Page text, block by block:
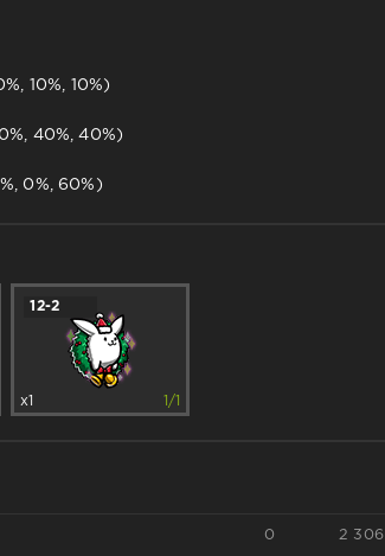
10%, 10%)
40%, 40%)
0%, 60%)
12-2
x1 1/1
0 2 306